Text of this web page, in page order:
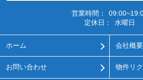
営業時間：
定休日：
水曜日
ホーム 会社概要
お問い合わせ 物件リ